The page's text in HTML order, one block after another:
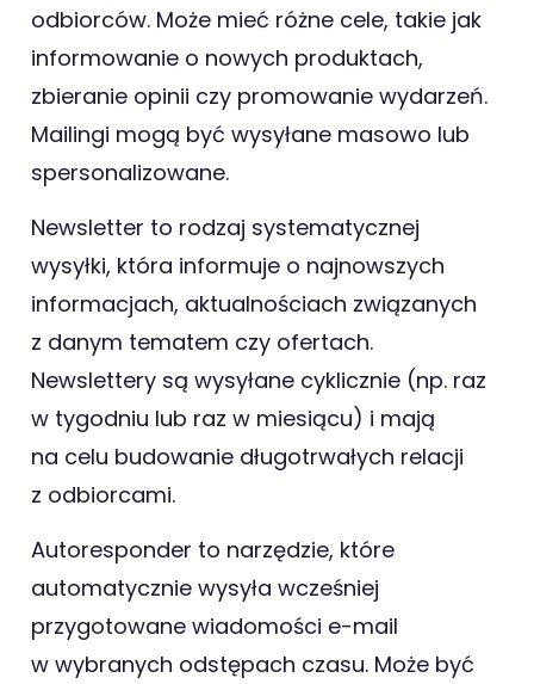
odbiorców. Może mieć różne cele, takie jak
informowanie o nowych produktach,
zbieranie opinii czy promowanie wydarzeń.
Mailingi mogą być wysyłane masowo lub
spersonalizowane.
Newsletter to rodzaj systematycznej
wysyłki, która informuje o najnowszych
informacjach, aktualnościach związanych
z danym tematem czy ofertach.
Newslettery są wysyłane cyklicznie (np. raz
w tygodniu lub raz w miesiącu) i mają
na celu budowanie długotrwałych relacji
z odbiorcami.
Autoresponder to narzędzie, które
automatycznie wysyła wcześniej
przygotowane wiadomości e-mail
w wybranych odstępach czasu. Może być